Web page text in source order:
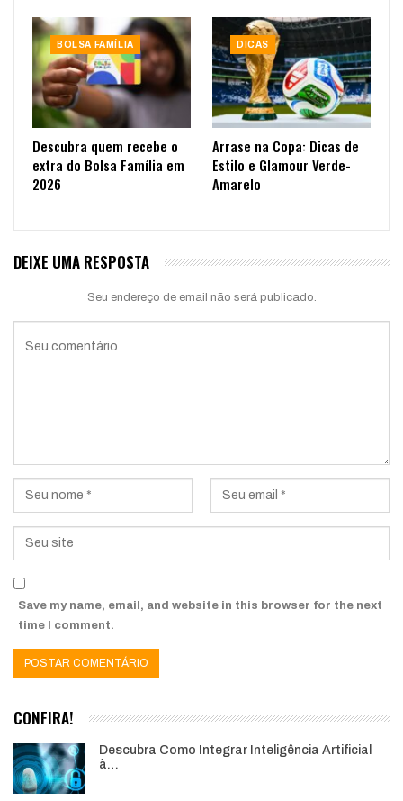
BOLSA FAMÍLIA
Descubra quem recebe o
extra do Bolsa Família em
2026
DICAS
Arrase na Copa: Dicas de
Estilo e Glamour Verde-
Amarelo
DEIXE UMA RESPOSTA
Seu endereço de email não será publicado.
Save my name, email, and website in this browser for the next
time I comment.
CONFIRA!
Descubra Como Integrar Inteligência Artificial
à…